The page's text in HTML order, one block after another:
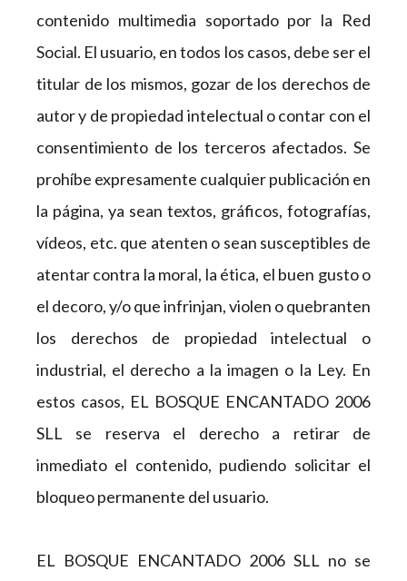
contenido multimedia soportado por la Red
Social. El usuario, en todos los casos, debe ser el
titular de los mismos, gozar de los derechos de
autor y de propiedad intelectual o contar con el
consentimiento de los terceros afectados. Se
prohíbe expresamente cualquier publicación en
la página, ya sean textos, gráficos, fotografías,
vídeos, etc. que atenten o sean susceptibles de
atentar contra la moral, la ética, el buen gusto o
el decoro, y/o que infrinjan, violen o quebranten
los derechos de propiedad intelectual o
industrial, el derecho a la imagen o la Ley. En
estos casos, EL BOSQUE ENCANTADO 2006
SLL se reserva el derecho a retirar de
inmediato el contenido, pudiendo solicitar el
bloqueo permanente del usuario.
EL BOSQUE ENCANTADO 2006 SLL no se